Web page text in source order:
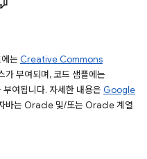
는 Creative Commons
가 부여되며, 코드 샘플에는
부여됩니다. 자세한 내용은 Google
바는 Oracle 및/또는 Oracle 계열